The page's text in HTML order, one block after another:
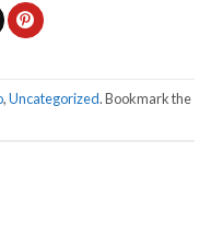
,Uncategorized. Bookmark the